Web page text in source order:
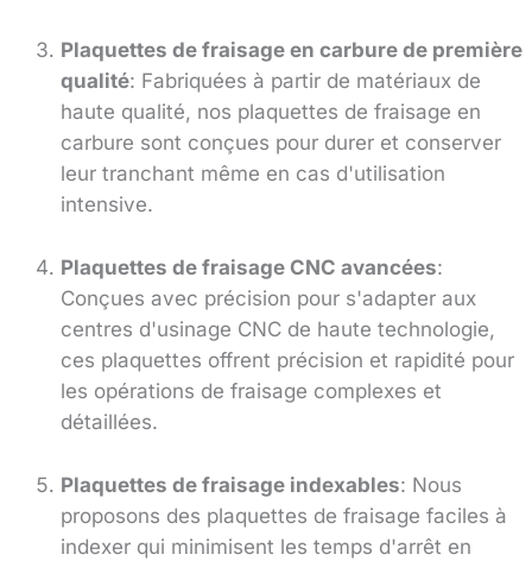
Plaquettes de fraisage en carbure de première
qualité: Fabriquées à partir de matériaux de
haute qualité, nos plaquettes de fraisage en
carbure sont conçues pour durer et conserver
leur tranchant même en cas d'utilisation
intensive.
Plaquettes de fraisage CNC avancées:
Conçues avec précision pour s'adapter aux
centres d'usinage CNC de haute technologie,
ces plaquettes offrent précision et rapidité pour
les opérations de fraisage complexes et
détaillées.
Plaquettes de fraisage indexables: Nous
proposons des plaquettes de fraisage faciles à
indexer qui minimisent les temps d'arrêt en